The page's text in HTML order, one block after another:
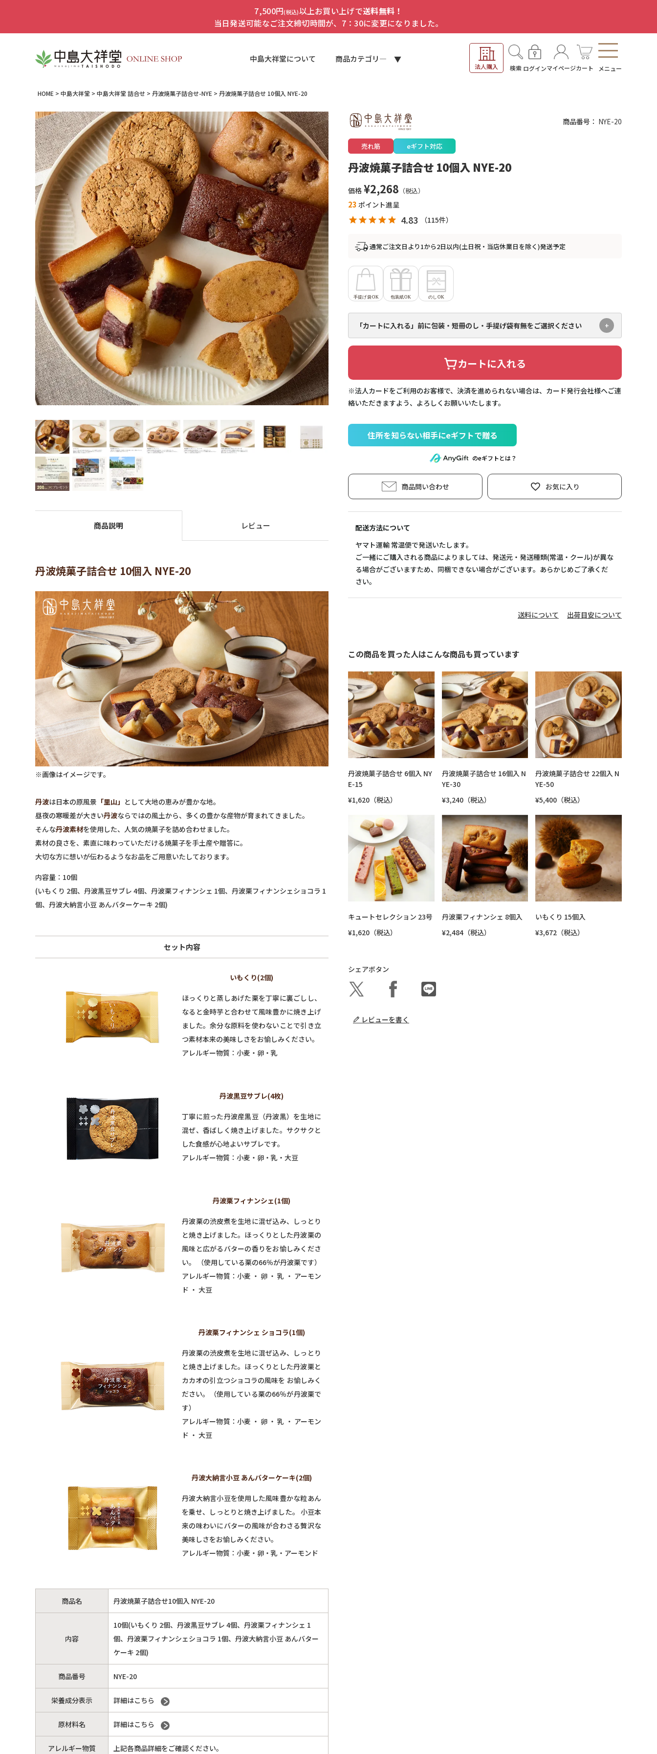
7,500円(税込)以上お買い上げで送料無料！
当日発送可能なご注文締切時間が、7：30に変更になりました。
中島大祥堂について 商品カテゴリ―
法人購入 検索 ログインマイページカート メニュー
HOME 中島大祥堂 中島大祥堂 詰合せ 丹波焼菓子詰合せ-NYE 丹波焼菓子詰合せ 10個入 NYE-20
商品説明 レビュー
丹波焼菓子詰合せ 10個入 NYE-20
※画像はイメージです。
丹波は日本の原風景 「里山」 として大地の恵みが豊かな地。
昼夜の寒暖差が大きい丹波ならではの風土から、多くの豊かな産物が育まれてきました。
そんな丹波素材を使用した、人気の焼菓子を詰め合わせました。
素材の良さを、素直に味わっていただける焼菓子を手土産や贈答に。
大切な方に想いが伝わるようなお品をご用意いたしております。
内容量：10個
(いもくり 2個、丹波黒豆サブレ 4個、丹波栗フィナンシェ 1個、丹波栗フィナンシェショコラ 1
個、丹波大納言小豆 あんバターケーキ 2個)
セット内容
いもくり(2個)
ほっくりと蒸しあげた栗を丁寧に裏ごしし、
なると金時芋と合わせて風味豊かに焼き上げ
ました。余分な原料を使わないことで引き立
つ素材本来の美味しさをお愉しみください。
アレルギー物質：小麦・卵・乳
丹波黒豆サブレ(4枚)
丁寧に煎った丹波産黒豆（丹波黒）を生地に
混ぜ、香ばしく焼き上げました。サクサクと
した食感が心地よいサブレです。
アレルギー物質：小麦・卵・乳・大豆
丹波栗フィナンシェ(1個)
丹波栗の渋皮煮を生地に混ぜ込み、しっとり
と焼き上げました。ほっくりとした丹波栗の
風味と広がるバターの香りをお愉しみくださ
い。 （使用している栗の66％が丹波栗です）
アレルギー物質：小麦 ・ 卵 ・ 乳 ・ アーモン
ド ・ 大豆
丹波栗フィナンシェ ショコラ(1個)
丹波栗の渋皮煮を生地に混ぜ込み、しっとり
と焼き上げました。ほっくりとした丹波栗と
カカオの引立つショコラの風味を お愉しみく
ださい。（使用している栗の66％が丹波栗で
す）
アレルギー物質：小麦 ・ 卵 ・ 乳 ・ アーモン
ド ・ 大豆
丹波大納言小豆 あんバターケーキ(2個)
丹波大納言小豆を使用した風味豊かな粒あん
を乗せ、しっとりと焼き上げました。 小豆本
来の味わいにバターの風味が合わさる贅沢な
美味しさをお愉しみください。
アレルギー物質：小麦・卵・乳・アーモンド
商品名 丹波焼菓子詰合せ10個入 NYE-20
内容
10個(いもくり 2個、丹波黒豆サブレ 4個、丹波栗フィナンシェ 1
個、丹波栗フィナンシェショコラ 1個、丹波大納言小豆 あんバター
ケーキ 2個)
商品番号 NYE-20
栄養成分表示 詳細はこちら
原材料名 詳細はこちら
アレルギー物質 上記各商品詳細をご確認ください。
商品番号 NYE-20
売れ筋 eギフト対応
丹波焼菓子詰合せ 10個入 NYE-20
価格 ¥2,268
23 ポイント進呈
4.83 115
通常ご注文日より1から2日以内(土日祝・当店休業日を除く)発送予定
「カートに入れる」前に包装・短冊のし・手提げ袋有無をご選択ください
カートに入れる
※法人カードをご利用のお客様で、決済を進められない場合は、カード発行会社様へご連
絡いただきますよう、よろしくお願いいたします。
住所を知らない相手にeギフトで贈る
のeギフトとは？
商品問い合わせ お気に入り
配送方法について
ヤマト運輸 常温便で発送いたします。
ご一緒にご購入される商品によりましては、発送元・発送種類(常温・クール)が異な
る場合がございますため、同梱できない場合がございます。あらかじめご了承くだ
さい。
送料について 出荷目安について
この商品を買った人はこんな商品も買っています
丹波焼菓子詰合せ 6個入 NY
E-15
¥1,620（税込）
丹波焼菓子詰合せ 16個入 N
YE-30
¥3,240（税込）
丹波焼菓子詰合せ 22個入 N
YE-50
¥5,400（税込）
キュートセレクション 23号
¥1,620（税込）
丹波栗フィナンシェ 8個入
¥2,484（税込）
いもくり 15個入
¥3,672（税込）
シェアボタン
レビューを書く